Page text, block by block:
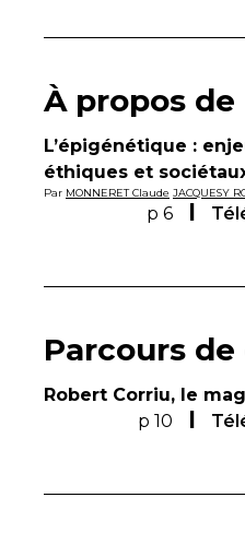
À propos de
L’épigénétique :
éthiques et
Par MONNERET Claude JACQUESY
p 6
Parcours
Robert Corriu, le
p 10